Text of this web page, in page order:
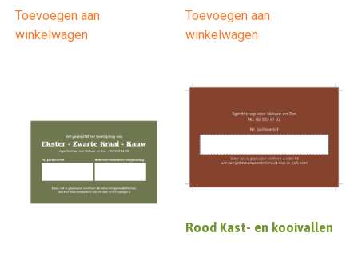
Toevoegen aan
winkelwagen
was:
€ 15,00.
is:
Toevoegen aan
winkelwagen
Rood Kast- en kooivallen